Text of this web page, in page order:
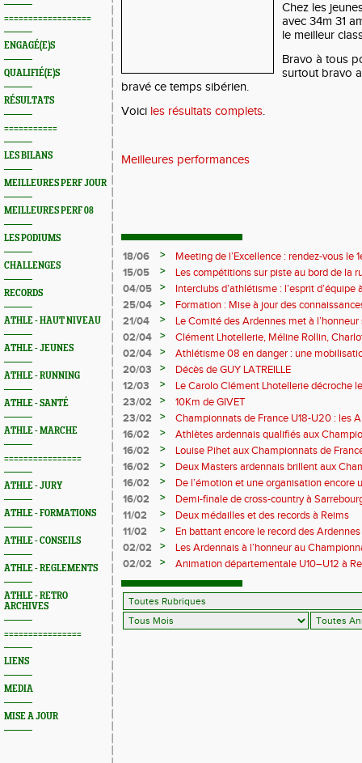
==================
ENGAGÉ(E)S
QUALIFIÉ(E)S
RÉSULTATS
===========
LES BILANS
MEILLEURES PERF JOUR
MEILLEURES PERF 08
LES PODIUMS
CHALLENGES
RECORDS
ATHLE - HAUT NIVEAU
ATHLE - JEUNES
ATHLE - RUNNING
ATHLE - SANTÉ
ATHLE - MARCHE
================
ATHLE - JURY
ATHLE - FORMATIONS
ATHLE - CONSEILS
ATHLE - REGLEMENTS
ATHLE - RETRO
ARCHIVES
================
LIENS
MEDIA
MISE A JOUR
Chez les
avec 34m 31
le meilleur
Bravo à tous
surtout bravo
bravé ce temps sibérien.
Voici les résultats complets.
Meilleures performances
18/06 >
Meeting de l’Excellence : rendez-vous le
15/05
>
Les compétitions sur piste au bord de la
04/05
>
Interclubs d’athlétisme : l’esprit d’équipe
rempart contre la sédentarité des jeunes
25/04 >
Formation : Mise à jour des
M372)
21/04 >
Le Comité des Ardennes met à
02/04
>
Clément Lhotellerie, Méline Rollin,
prolifique pour les coureurs ardennais
02/04 >
Athlétisme 08 en danger : une
20/03
>
Décès de GUY LATREILLE
12/03
>
Le Carolo Clément Lhotellerie décroche
master de cross-country
23/02 >
10Km de GIVET
23/02
>
Championnats de France U18-U20 : les
Val-de-Reuil
16/02 >
Athlètes ardennais qualifiés aux
en salle
16/02 >
Louise Pihet aux Championnats de
16/02
>
Deux Masters ardennais brillent aux
Saint‑Brieuc
16/02 >
De l’émotion et une organisation encore
Trail 2026
16/02 >
Demi-finale de cross-country à
boue… et à la fête !
11/02 >
Deux médailles et des records à Reims
11/02
>
En battant encore le record des
Pihet ira aux championnats de France
02/02 >
Les Ardennais à l’honneur au
02/02
>
Animation départementale U10–U12 à